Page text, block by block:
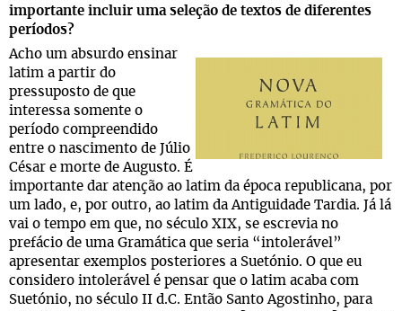
importante incluir uma seleção de textos de diferentes
períodos?
Acho um absurdo ensinar
latim a partir do
pressuposto de que
interessa somente o
período compreendido
entre o nascimento de Júlio
César e morte de Augusto. É
importante dar atenção ao latim da época republicana, por
um lado, e, por outro, ao latim da Antiguidade Tardia. Já lá
vai o tempo em que, no século XIX, se escrevia no
prefácio de uma Gramática que seria “intolerável”
apresentar exemplos posteriores a Suetónio. O que eu
considero intolerável é pensar que o latim acaba com
Suetónio, no século II d.C. Então Santo Agostinho, para